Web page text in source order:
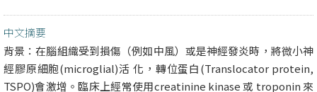
中文摘要
背景：在腦組織受到損傷（例如中風）或是神經發炎時，將微小神
經膠原細胞(microglial)活 化，轉位蛋白(Translocator protein,
TSPO)會激增。臨床上經常使用creatinine kinase 或 troponin 來